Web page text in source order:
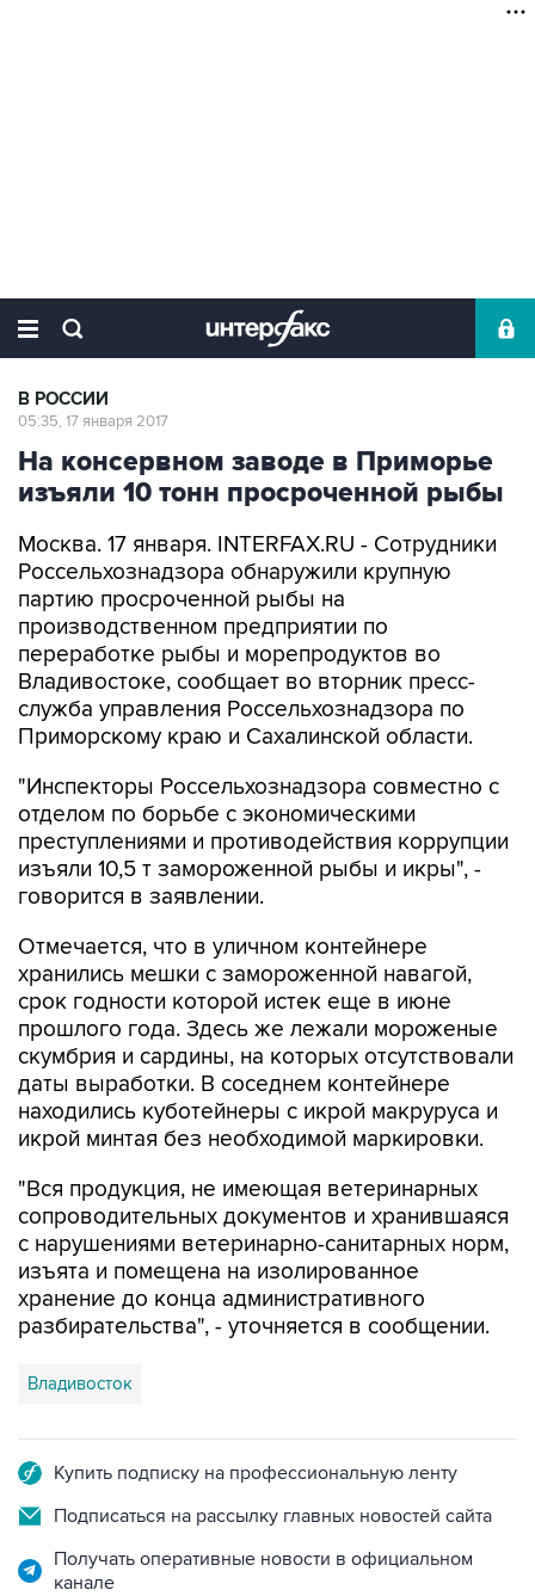
В РОССИИ
05:35, 17 января 2017
На консервном заводе в Приморье
изъяли 10 тонн просроченной рыбы
Москва. 17 января. INTERFAX.RU - Сотрудники
Россельхознадзора обнаружили крупную
партию просроченной рыбы на
производственном предприятии по
переработке рыбы и морепродуктов во
Владивостоке, сообщает во вторник пресс-
служба управления Россельхознадзора по
Приморскому краю и Сахалинской области.
"Инспекторы Россельхознадзора совместно с
отделом по борьбе с экономическими
преступлениями и противодействия коррупции
изъяли 10,5 т замороженной рыбы и икры", -
говорится в заявлении.
Отмечается, что в уличном контейнере
хранились мешки с замороженной навагой,
срок годности которой истек еще в июне
прошлого года. Здесь же лежали мороженые
скумбрия и сардины, на которых отсутствовали
даты выработки. В соседнем контейнере
находились куботейнеры с икрой макруруса и
икрой минтая без необходимой маркировки.
"Вся продукция, не имеющая ветеринарных
сопроводительных документов и хранившаяся
с нарушениями ветеринарно-санитарных норм,
изъята и помещена на изолированное
хранение до конца административного
разбирательства", - уточняется в сообщении.
Владивосток
Купить подписку на профессиональную ленту
Подписаться на рассылку главных новостей сайта
Получать оперативные новости в официальном
канале